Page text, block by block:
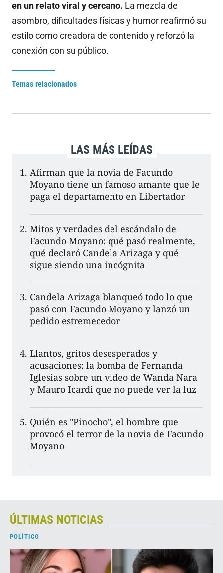
en un relato viral y cercano. La mezcla de
asombro, dificultades físicas y humor reafirmó su
estilo como creadora de contenido y reforzó la
conexión con su público.
Temas relacionados
LAS MÁS LEÍDAS
Afirman que la novia de Facundo
Moyano tiene un famoso amante que le
paga el departamento en Libertador
Mitos y verdades del escándalo de
Facundo Moyano: qué pasó realmente,
qué declaró Candela Arizaga y qué
sigue siendo una incógnita
Candela Arizaga blanqueó todo lo que
pasó con Facundo Moyano y lanzó un
pedido estremecedor
Llantos, gritos desesperados y
acusaciones: la bomba de Fernanda
Iglesias sobre un video de Wanda Nara
y Mauro Icardi que no puede ver la luz
Quién es "Pinocho", el hombre que
provocó el terror de la novia de Facundo
Moyano
ÚLTIMAS NOTICIAS
POLÍTICO